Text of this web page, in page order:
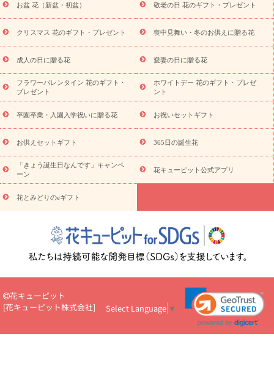
お供え プリザーブドフラワー
ペットのお供えフラワー
お盆（新
盆・初盆）
その他 お祝い返し お見舞い
お取り寄せギフト
ビジネス用
ご自宅用 観葉植物 ミディ胡蝶蘭
プリザーブ
ドフラワー
スタイルから探す アレンジメント 花束
スタ
ンド花
お祝い お供え・お悔やみ 胡蝶蘭 胡蝶蘭・花鉢
ディ胡蝶蘭・お祝い
ミディ胡蝶蘭・お供え
世界初の青色胡蝶蘭
観葉植物
観葉植物 産直多肉植物
プリザーブドフラワー
お祝い
お供え・お悔やみ 花とセットギフト
セミオーダー
プチギフト（hanamore -ハナモア-）
花とみどりのeギフト
キューピットのeGfit
カラー ピンク イエローオレンジ
レッ
ド
お花の種類 トルコキキョウ
お祝い お祝い・3000円～ お祝い・4000円～
お祝い・
5000円～
お祝い・7000円～ お祝い・ 10000円～
お供え・お
悔やみ
円～
お供え・お悔やみ・
読み物
いのマナー
定年退職祝いのマナー
お祝いを贈るときのマナー・
花キューピットのお祝いコラム一覧
誕生日のお花を「色
彩心理学」で選ぶ方法
結婚祝いの予算相場
出産祝いお役立ち情
ール
新築引っ越し祝いコラム お祝い花のマナー総まとめ
職
場上司や先輩へ贈るお祝い花の正解は？
開店祝いの花 選び方ガイ
お供えを贈るときのマナー・ルール
花キューピットのお供え・
お盆 花（新盆・初盆） 敬老の日 花のギフト・プレゼント
クリスマス 花のギフト・プレゼント 喪中見舞い・冬のお供えに贈る花
成人の日に贈る花 愛妻の日に贈る花
フラワーバレンタイン 花のギフト・
プレゼント
ホワイトデー 花のギフト・プレゼ
ント
卒園卒業・入園入学祝いに贈る花 お祝いセットギフト
お供えセットギフト 365日の誕生花
「きょう誕生日なんです」キャンペ
ーン
花キューピット公式アプリ
花とみどりのeギフト
花キューピット
[花キューピット株式会社] Select Language ▼